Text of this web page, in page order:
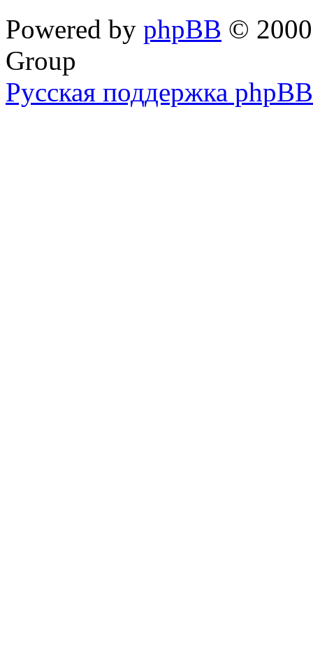
Powered by phpBB ©
Group
Русская поддержка phpBB